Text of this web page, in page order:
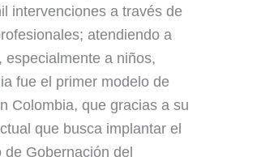
intervenciones a través de
atendiendo a
especialmente a niños,
fue el primer modelo de
Colombia, que gracias a su
que busca implantar el
de Gobernación del